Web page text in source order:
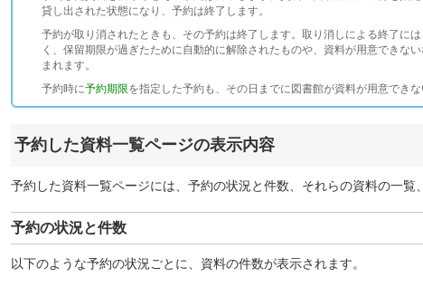
貸し出された状態になり、予約は終了します。
予約が取り消されたときも、その予約は終了します。取り消しによる終了に
く、保留期限が過ぎたために自動的に解除されたものや、資料が用意できな
まれます。
予約時に予約期限を指定した予約も、その日までに図書館が資料が用意でき
予約した資料一覧ページの表示内容
予約した資料一覧ページには、予約の状況と件数、それらの資料の一覧
予約の状況と件数
以下のような予約の状況ごとに、資料の件数が表示されます。